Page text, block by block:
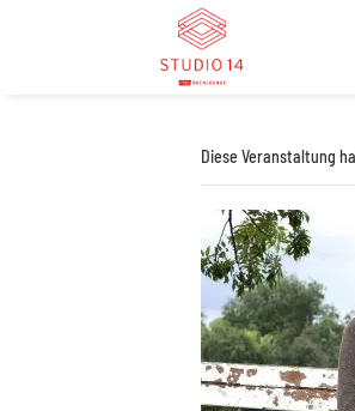
Diese Veranstaltung